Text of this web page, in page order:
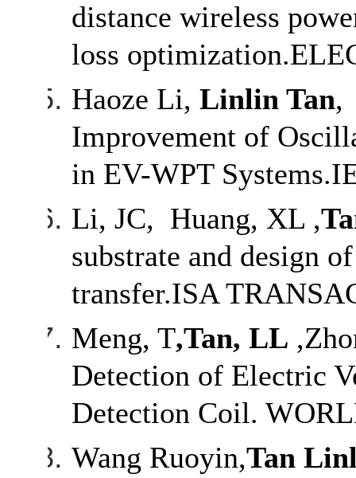
distance wireless
loss
Haoze Li, Linlin Tan,
Improvement of
in EV-WPT
Li, JC, Huang, XL ,
substrate and design
transfer.ISA
Meng, T,Tan, LL
Detection of Electric
Detection Coil.
Wang Ruoyin,Tan